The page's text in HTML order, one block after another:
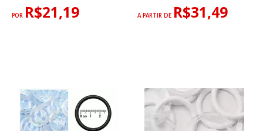
POR R$21,19 A PARTIR DE R$31,49